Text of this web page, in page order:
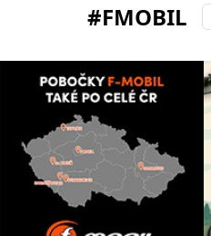
#FMOBIL